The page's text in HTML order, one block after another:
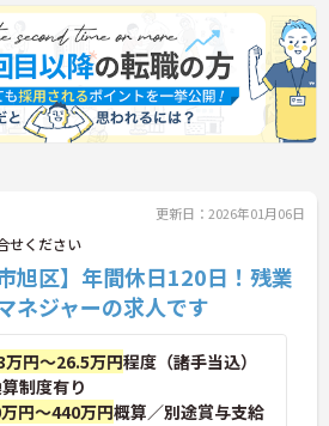
更新日：2026年01月06日
ください
旭区】年間休日120日！残業
ネジャーの求人です
万円～26.5万円程度（諸手当込）
制度有り
円～440万円概算／別途賞与支給